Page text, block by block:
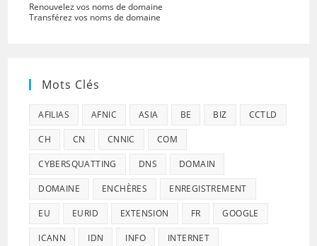
Renouvelez vos noms de domaine
Transférez vos noms de domaine
Mots Clés
AFILIAS AFNIC ASIA BE BIZ CCTLD
CH CN CNNIC COM
CYBERSQUATTING DNS DOMAIN
DOMAINE ENCHÈRES ENREGISTREMENT
EU EURID EXTENSION FR GOOGLE
ICANN IDN INFO INTERNET